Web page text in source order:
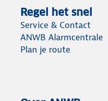
Regel het snel
Service & Contact
ANWB Alarmcentrale
Plan je route